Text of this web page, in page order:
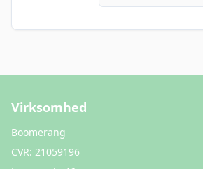
Virksomhed
Boomerang
CVR: 21059196